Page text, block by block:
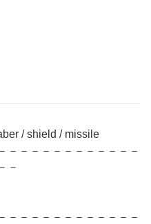
/ shield / missile
－－－－－－－－－－－－
－
－－－－－－－－－－－－